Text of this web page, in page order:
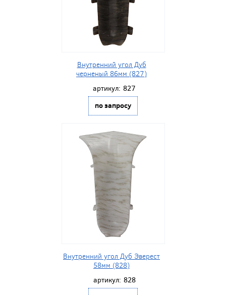
Внутренний угол Дуб
черненый 86мм (827)
артикул: 827
по запросу
Внутренний угол Дуб Эверест
58мм (828)
артикул: 828